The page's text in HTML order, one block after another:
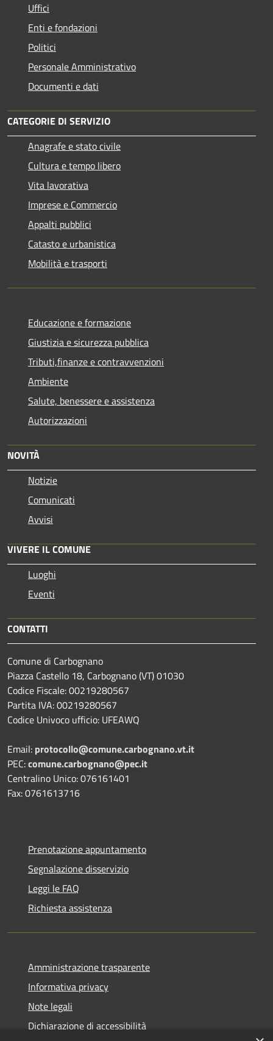
Uffici
Enti e fondazioni
Politici
Personale Amministrativo
Documenti e dati
CATEGORIE DI SERVIZIO
Anagrafe e stato civile
Cultura e tempo libero
Vita lavorativa
Imprese e Commercio
Appalti pubblici
Catasto e urbanistica
Mobilità e trasporti
Educazione e formazione
Giustizia e sicurezza pubblica
Tributi,finanze e contravvenzioni
Ambiente
Salute, benessere e assistenza
Autorizzazioni
NOVITÀ
Notizie
Comunicati
Avvisi
VIVERE IL COMUNE
Luoghi
Eventi
CONTATTI
Comune di Carbognano
Piazza Castello 18, Carbognano (VT) 01030
Codice Fiscale: 00219280567
Partita IVA: 00219280567
Codice Univoco ufficio: UFEAWQ
Email: protocollo@comune.carbognano.vt.it
PEC:comune.carbognano@pec.it
Centralino Unico: 076161401
Fax: 0761613716
Prenotazione appuntamento
Segnalazione disservizio
Leggi le FAQ
Richiesta assistenza
Amministrazione trasparente
Informativa privacy
Note legali
Dichiarazione di accessibilità